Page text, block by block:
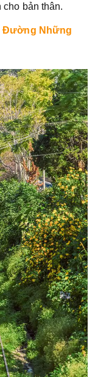
bản thân.
Đường Những